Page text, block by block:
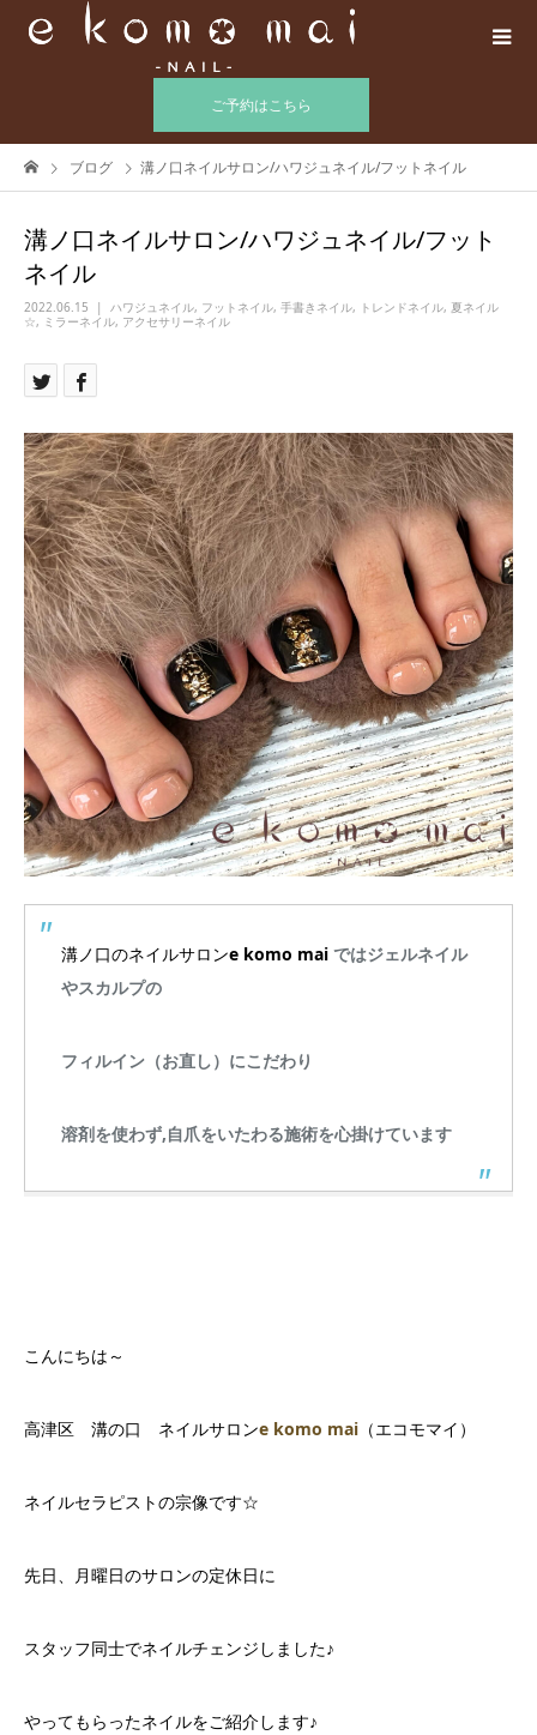
ご予約はこちら
ブログ 溝ノ口ネイルサロン/ハワジュネイル/フットネイル
溝ノ口ネイルサロン/ハワジュネイル/フット
ネイル
2022.06.15 ハワジュネイル, フットネイル, 手書きネイル, トレンドネイル, 夏ネイル
☆, ミラーネイル, アクセサリーネイル
溝ノ口のネイルサロンe komo mai ではジェルネイル
やスカルプの
フィルイン（お直し）にこだわり
溶剤を使わず,自爪をいたわる施術を心掛けています
こんにちは～
高津区 溝の口 ネイルサロンe komo mai （エコモマイ）
ネイルセラピストの宗像です☆
先日、月曜日のサロンの定休日に
スタッフ同士でネイルチェンジしました♪
やってもらったネイルをご紹介します♪